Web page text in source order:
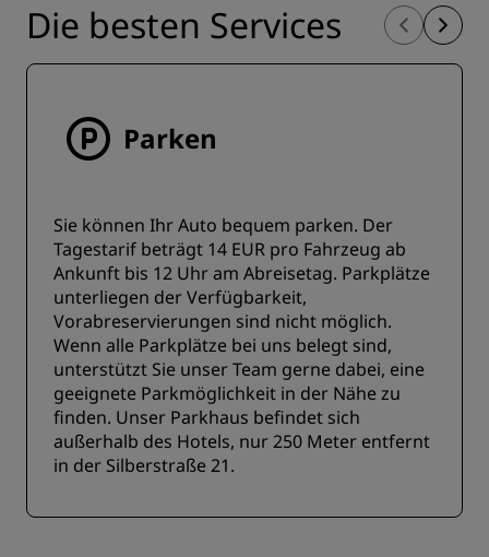
Die besten Services
Parken
Sie können Ihr Auto bequem parken. Der
Tagestarif beträgt 14 EUR pro Fahrzeug ab
Ankunft bis 12 Uhr am Abreisetag. Parkplätze
unterliegen der Verfügbarkeit,
Vorabreservierungen sind nicht möglich.
Wenn alle Parkplätze bei uns belegt sind,
unterstützt Sie unser Team gerne dabei, eine
geeignete Parkmöglichkeit in der Nähe zu
finden. Unser Parkhaus befindet sich
außerhalb des Hotels, nur 250 Meter entfernt
in der Silberstraße 21.